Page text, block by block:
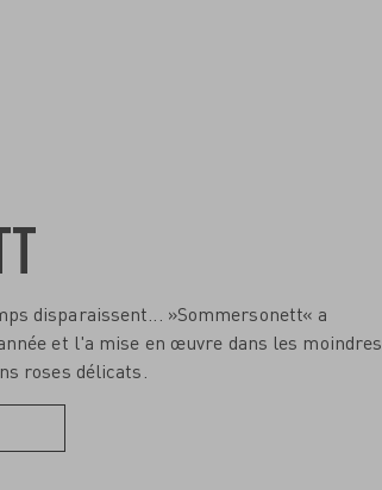
disparaissent... »Sommersonett« a
et l'a mise en œuvre dans les moindres
roses délicats.